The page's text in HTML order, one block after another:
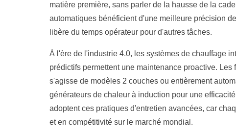
matière première, sans parler de la hausse de la
automatiques bénéficient d'une meilleure précision
libère du temps opérateur pour d'autres tâches.
À l'ère de l'industrie 4.0, les systèmes de chauffage
prédictifs permettent une maintenance proactive.
s'agisse de modèles 2 couches ou entièrement
générateurs de chaleur à induction pour une
adoptent ces pratiques d'entretien avancées, car
et en compétitivité sur le marché mondial.